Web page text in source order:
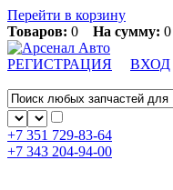
Перейти в корзину
Товаров: 0 На сумму:
РЕГИСТРАЦИЯ ВХОД
+7 351 729-83-64
+7 343 204-94-00